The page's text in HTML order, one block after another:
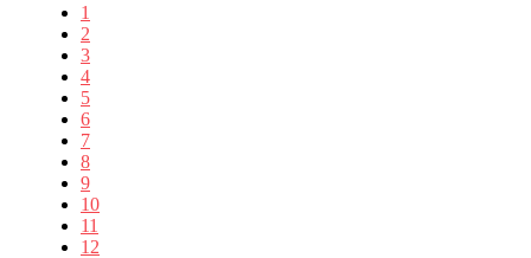
1
2
3
4
5
6
7
8
9
10
11
12